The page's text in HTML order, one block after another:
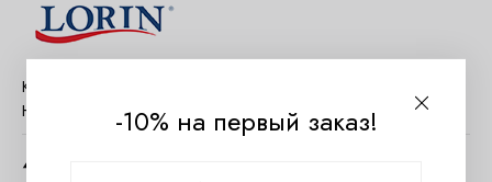
Код товара:
Наличие:
Нет в наличии
4600
-10% на первый заказ!